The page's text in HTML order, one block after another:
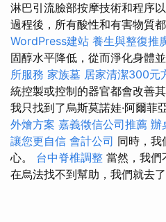
淋巴引流臉部按摩技術和程序
過程後，所有酸性和有害物質
WordPress建站 養生與整復推
固醇水平降低，從而淨化身體
所服務 家族墓 居家清潔300元
統控製或控制的器官都會改善
我只找到了烏斯莫諾娃·阿爾菲
外燴方案 嘉義徵信公司推薦 辦
讓您更自信 會計公司 同時，我
心。 台中脊椎調整 當然，我們
在烏法找不到幫助，我們就去了